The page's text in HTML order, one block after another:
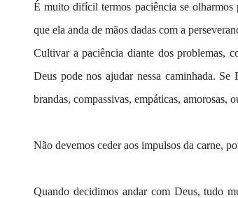
É muito difícil termos paciência se olharmos
que ela anda de mãos dadas com a
Cultivar a paciência diante dos problemas,
Deus pode nos ajudar nessa caminhada.
brandas, compassivas, empáticas, amorosas,
Não devemos ceder aos impulsos da carne,
Quando decidimos andar com Deus, tudo